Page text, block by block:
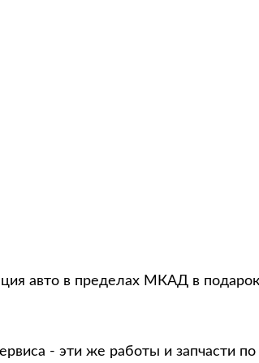
авто в пределах МКАД в
- эти же работы и запчасти